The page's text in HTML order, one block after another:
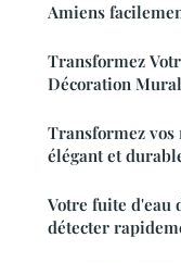
Amiens
Transformez
Décoration
Transformez
élégant et
Votre fuite d'eau
détecter